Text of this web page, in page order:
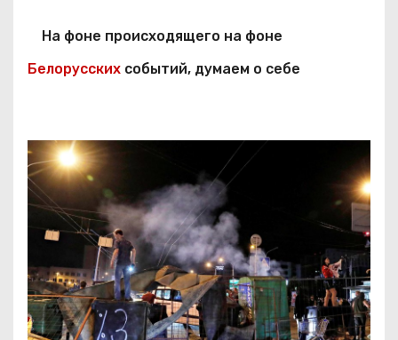
На фоне происходящего на фоне
Белорусских событий, думаем о себе